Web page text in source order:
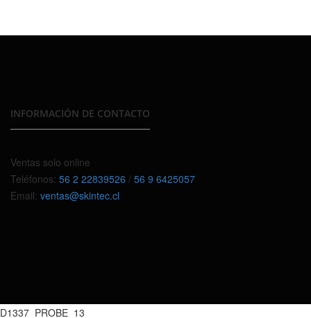
INFORMACIÓN DE CONTACTO
Ventas solo online
Teléfonos: 56 2 22839526 / 56 9 6425057
Email: ventas@skintec.cl